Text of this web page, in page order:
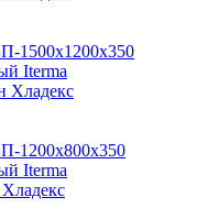
1500х1200х350
1200х800х350